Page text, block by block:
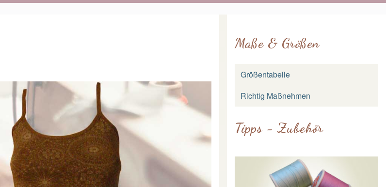
Maße & Größen
Größentabelle
Richtig Maßnehmen
Tipps - Zubehör